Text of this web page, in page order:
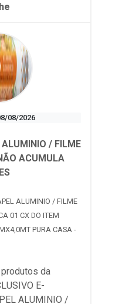
08/2026
/ FILME
ACUMULA
ALUMINIO / FILME
01 CX DO ITEM
PURA CASA -
da
E-
ALUMINIO /